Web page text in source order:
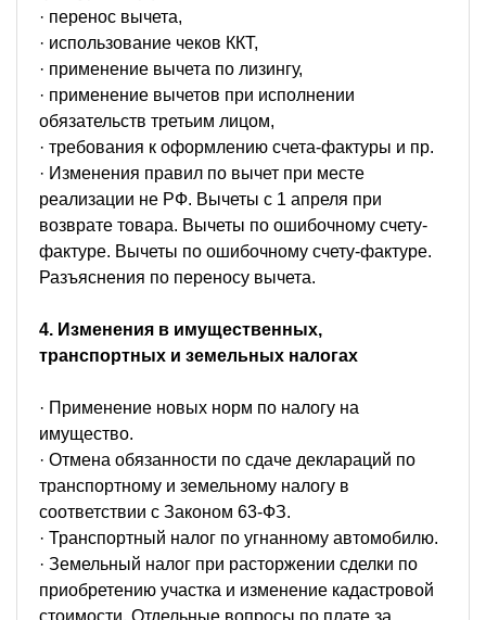
· перенос вычета,
· использование чеков ККТ,
· применение вычета по лизингу,
· применение вычетов при исполнении
обязательств третьим лицом,
· требования к оформлению счета-фактуры и пр.
· Изменения правил по вычет при месте
реализации не РФ. Вычеты с 1 апреля при
возврате товара. Вычеты по ошибочному счету-
фактуре. Вычеты по ошибочному счету-фактуре.
Разъяснения по переносу вычета.
4. Изменения в имущественных,
транспортных и земельных налогах
· Применение новых норм по налогу на
имущество.
· Отмена обязанности по сдаче деклараций по
транспортному и земельному налогу в
соответствии с Законом 63-ФЗ.
· Транспортный налог по угнанному автомобилю.
· Земельный налог при расторжении сделки по
приобретению участка и изменение кадастровой
стоимости. Отдельные вопросы по плате за